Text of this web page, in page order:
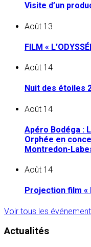
Visite d’un
Août 13
FILM «
Août 14
Nuit des étoiles
Août 14
Apéro Bodéga :
Orphée en
Montredon-
Août 14
Projection film «
Voir tous les
Actualités